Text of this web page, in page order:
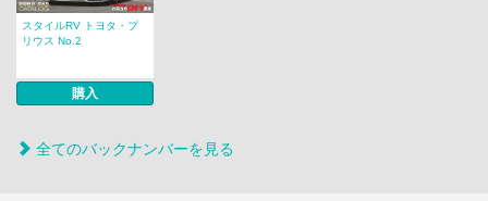
スタイルRV トヨタ・プ
リウス No.2
購入
全てのバックナンバーを見る